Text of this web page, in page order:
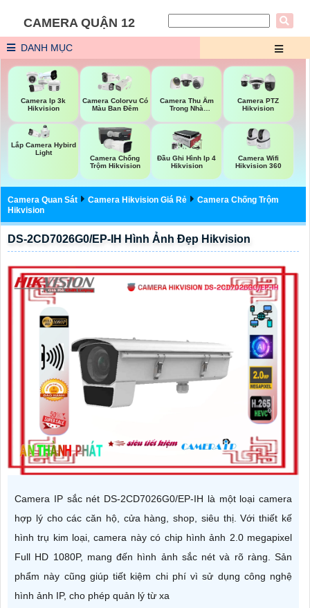
CAMERA QUẬN 12
DANH MỤC
Camera Ip 3k
Hikvision
Camera Colorvu Có
Màu Ban Đêm
Camera Thu Âm
Trong Nhà
Camera PTZ
Hikvision
Lắp Camera Hybird
Light
Camera Chống
Trộm Hikvision
Đầu Ghi Hình Ip 4
Hikvision
Camera Wifi
Hikvision 360
Camera Quan Sát Camera Hikvision Giá Rẻ
Camera Chống Trộm
Hikvision
DS-2CD7026G0/EP-IH Hình Ảnh Đẹp Hikvision
Camera IP sắc nét DS-2CD7026G0/EP-IH là một loại camera
hợp lý cho các căn hộ, cửa hàng, shop, siêu thị. Với thiết kế
hình trụ kim loại, camera này có chip hình ảnh 2.0 megapixel
Full HD 1080P, mang đến hình ảnh sắc nét và rõ ràng. Sản
phẩm này cũng giúp tiết kiệm chi phí vì sử dụng công nghệ
hình ảnh IP, cho phép quản lý từ xa